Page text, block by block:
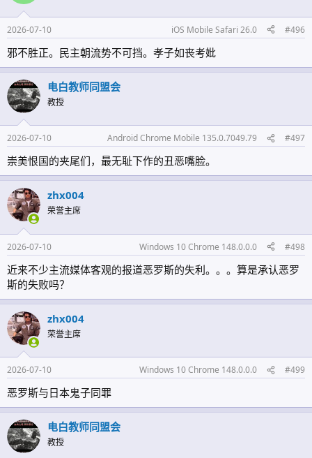
2026-07-10 iOS Mobile Safari 26.0 #496
邪不胜正。民主朝流势不可挡。孝子如丧考妣
电白教师同盟会
教授
2026-07-10 Android Chrome Mobile 135.0.7049.79 #497
崇美恨国的夹尾们，最无耻下作的丑恶嘴脸。
zhx004
荣誉主席
2026-07-10 Windows 10 Chrome 148.0.0.0 #498
近来不少主流媒体客观的报道恶罗斯的失利。。。算是承认恶罗
斯的失败吗？
zhx004
荣誉主席
2026-07-10 Windows 10 Chrome 148.0.0.0 #499
恶罗斯与日本鬼子同罪
电白教师同盟会
教授